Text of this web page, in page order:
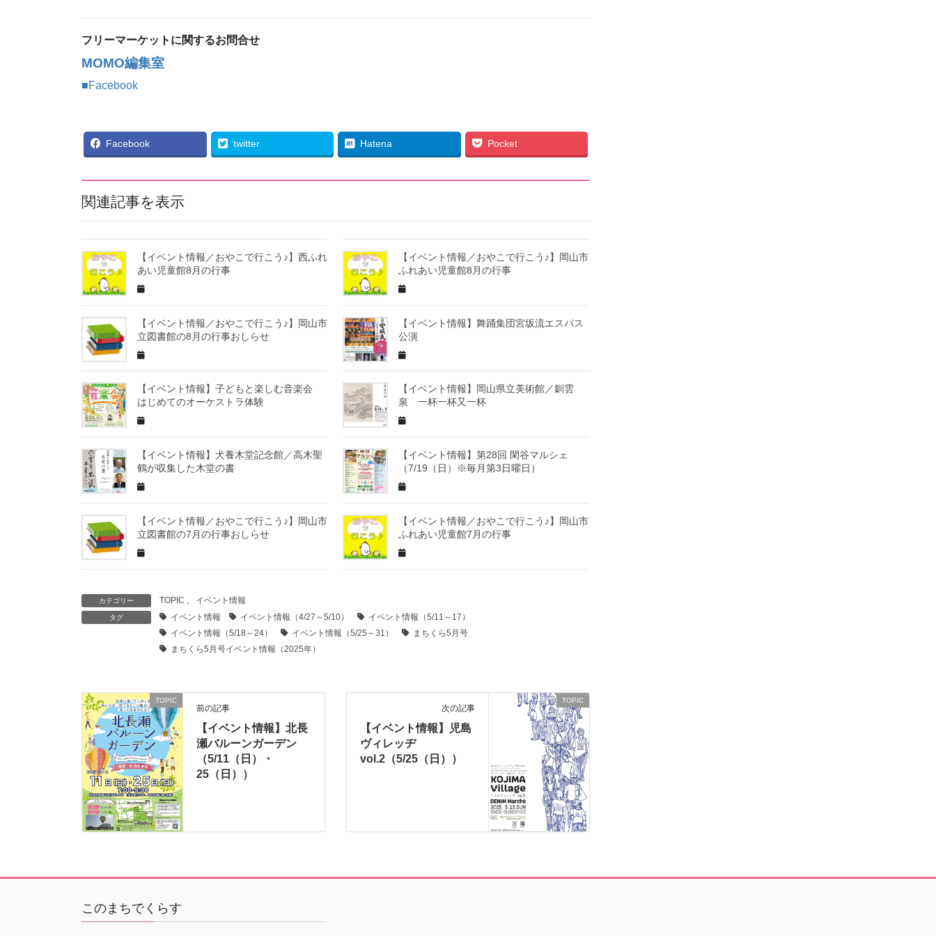
フリーマーケットに関するお問合せ
MOMO編集室
■Facebook
Facebook twitter Hatena Pocket
関連記事を表示
【イベント情報／おやこで行こう♪】西ふれ
あい児童館8月の行事
【イベント情報／おやこで行こう♪】岡山市
ふれあい児童館8月の行事
【イベント情報／おやこで行こう♪】岡山市
立図書館の8月の行事おしらせ
【イベント情報】舞踊集団宮坂流エスパス
公演
【イベント情報】子どもと楽しむ音楽会
はじめてのオーケストラ体験
【イベント情報】岡山県立美術館／釧雲
泉 一杯一杯又一杯
【イベント情報】犬養木堂記念館／高木聖
鶴が収集した木堂の書
【イベント情報】第28回 閑谷マルシェ
（7/19（日）※毎月第3日曜日）
【イベント情報／おやこで行こう♪】岡山市
立図書館の7月の行事おしらせ
【イベント情報／おやこで行こう♪】岡山市
ふれあい児童館7月の行事
カテゴリー TOPIC イベント情報
タグ イベント情報 イベント情報（4/27～5/10）
イベント情報（5/11～17）
イベント情報（5/18～24）
イベント情報（5/25～31）
まちくら5月号
まちくら5月号イベント情報（2025年）
TOPIC
前の記事
【イベント情報】北長
瀬バルーンガーデン
（5/11（日）・
25（日））
TOPIC
次の記事
【イベント情報】児島
ヴィレッヂ
vol.2（5/25（日））
このまちでくらす